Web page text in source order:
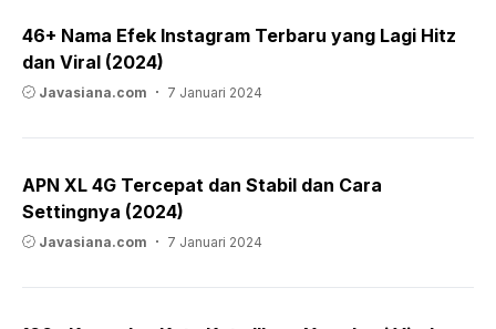
46+ Nama Efek Instagram Terbaru yang Lagi Hitz
dan Viral (2024)
Javasiana.com 7 Januari 2024
APN XL 4G Tercepat dan Stabil dan Cara
Settingnya (2024)
Javasiana.com 7 Januari 2024